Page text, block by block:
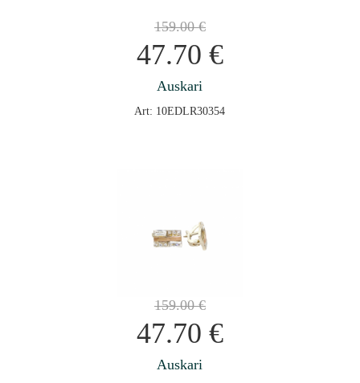
159.00€
47.70 €
Auskari
Art: 10EDLR30354
159.00€
47.70 €
Auskari